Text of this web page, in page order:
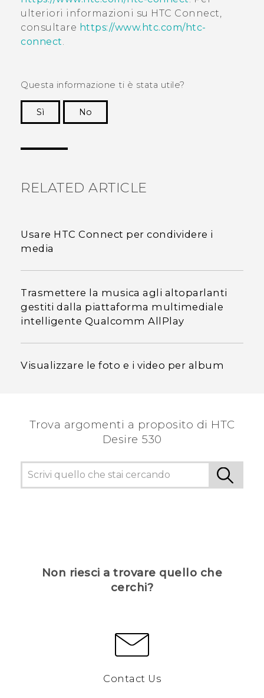
ulteriori informazioni su HTC Connect,
consultare https://www.htc.com/htc-
connect.
Questa informazione ti è stata utile?
Sì
No
RELATED ARTICLE
Usare HTC Connect per condividere i
media
Trasmettere la musica agli altoparlanti
gestiti dalla piattaforma multimediale
intelligente Qualcomm AllPlay
Visualizzare le foto e i video per album
Trova argomenti a proposito di HTC
Desire 530
Non riesci a trovare quello che
cerchi?
Contact Us